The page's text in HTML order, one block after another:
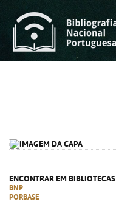
ENCONTRAR EM BIBLIOTECAS
BNP
PORBASE